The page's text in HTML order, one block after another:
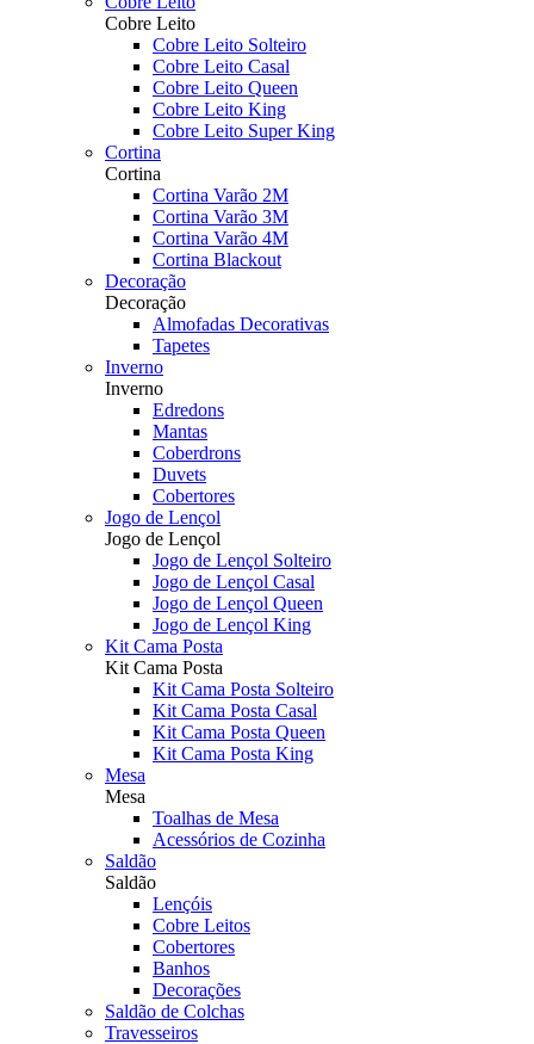
Cobre Leito
Cobre Leito Solteiro
Cobre Leito Casal
Cobre Leito Queen
Cobre Leito King
Cobre Leito Super King
Cortina
Cortina
Cortina Varão 2M
Cortina Varão 3M
Cortina Varão 4M
Cortina Blackout
Decoração
Decoração
Almofadas Decorativas
Tapetes
Inverno
Inverno
Edredons
Mantas
Coberdrons
Duvets
Cobertores
Jogo de Lençol
Jogo de Lençol
Jogo de Lençol Solteiro
Jogo de Lençol Casal
Jogo de Lençol Queen
Jogo de Lençol King
Kit Cama Posta
Kit Cama Posta
Kit Cama Posta Solteiro
Kit Cama Posta Casal
Kit Cama Posta Queen
Kit Cama Posta King
Mesa
Mesa
Toalhas de Mesa
Acessórios de Cozinha
Saldão
Saldão
Lençóis
Cobre Leitos
Cobertores
Banhos
Decorações
Saldão de Colchas
Travesseiros